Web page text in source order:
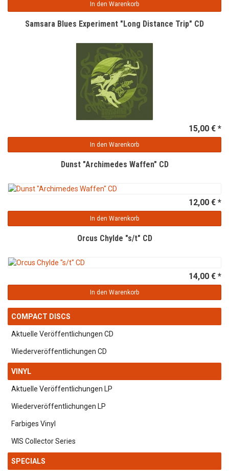
In den Warenkorb
Samsara Blues Experiment "Long Distance Trip" CD
15,00 € *
In den Warenkorb
Dunst "Archimedes Waffen" CD
12,00 € *
In den Warenkorb
Orcus Chylde "s/t" CD
14,00 € *
In den Warenkorb
COMPACT DISCS
Aktuelle Veröffentlichungen CD
Wiederveröffentlichungen CD
VINYL
Aktuelle Veröffentlichungen LP
Wiederveröffentlichungen LP
Farbiges Vinyl
WIS Collector Series
SPECIALS